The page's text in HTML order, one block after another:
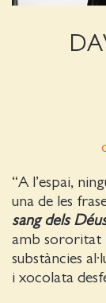
“A l’espai,
una de les
sang dels
amb sororitat
substàncies
i xocolata